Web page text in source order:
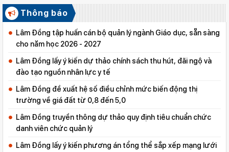
Thông báo
Lâm Đồng tập huấn cán bộ quản lý ngành Giáo dục, sẵn sàng
cho năm học 2026 - 2027
Lâm Đồng lấy ý kiến dự thảo chính sách thu hút, đãi ngộ và
đào tạo nguồn nhân lực y tế
Lâm Đồng đề xuất hệ số điều chỉnh mức biến động thị
trường về giá đất từ 0,8 đến 5,0
Lâm Đồng truyền thông dự thảo quy định tiêu chuẩn chức
danh viên chức quản lý
Lâm Đồng lấy ý kiến phương án tổng thể sắp xếp mạng lưới